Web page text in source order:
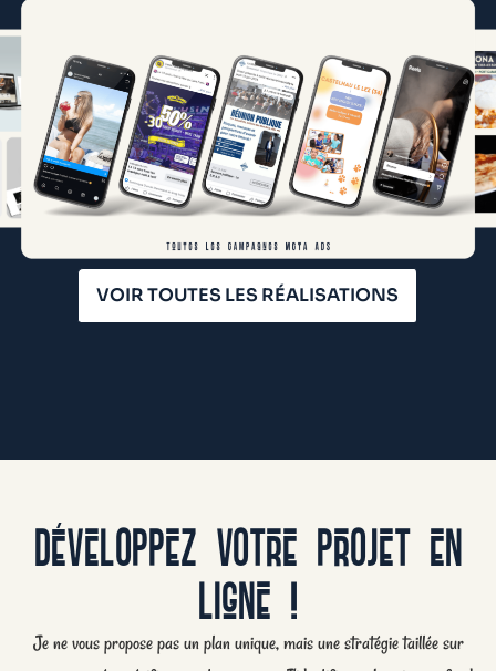
VOIR TOUTES LES RÉALISATIONS
DÉVELOPPEZ VOTRE PROJET EN
LIGNE !
Je ne vous propose pas un plan unique, mais une stratégie taillée sur